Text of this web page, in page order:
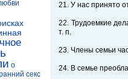
21. У нас принято
22. Трудоемкие
т. п.
23. Члены семьи
24. В семье
о
секс